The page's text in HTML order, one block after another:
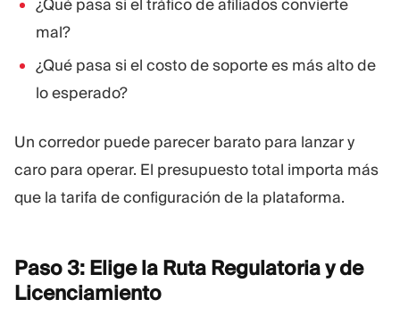
¿Qué pasa si el tráfico de afiliados convierte
mal?
¿Qué pasa si el costo de soporte es más alto de
lo esperado?
Un corredor puede parecer barato para lanzar y
caro para operar. El presupuesto total importa más
que la tarifa de configuración de la plataforma.
Paso 3: Elige la Ruta Regulatoria y de
Licenciamiento